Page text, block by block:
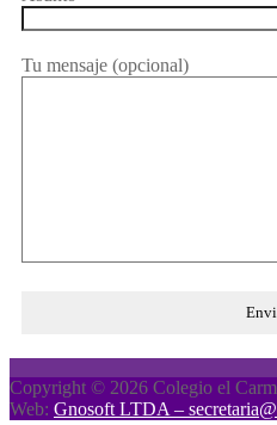
Tu mensaje (opcional)
Copyright © 2026 Colegio el
Web: Gnosoft LTDA –